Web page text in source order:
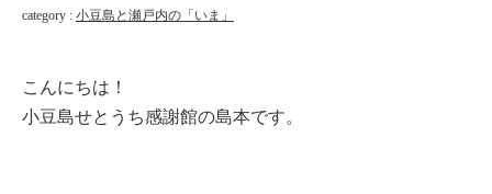
category : 小豆島と瀬戸内の「いま」
こんにちは！
小豆島せとうち感謝館の島本です。